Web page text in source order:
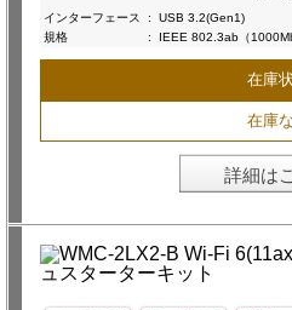
インターフェース
:
USB 3.2(Gen1)
規格
: IEEE 802.3ab（
在庫
在庫
詳細は